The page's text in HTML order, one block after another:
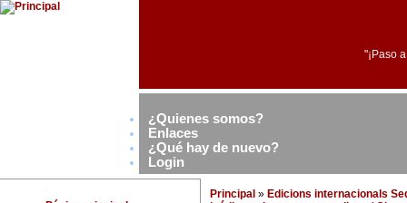
"¡Paso
¿Quienes somos?
Enlaces
¿Qué hay de nuevo?
Login
Principal » Edicions internacionals